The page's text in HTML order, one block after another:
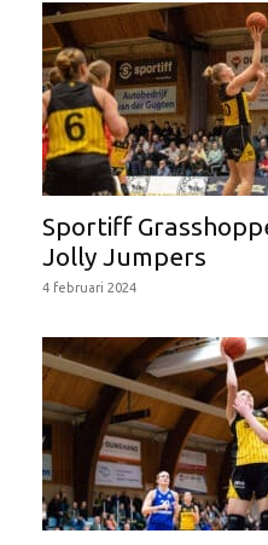
Sportiff
Jolly Jumpers
4 februari 2024